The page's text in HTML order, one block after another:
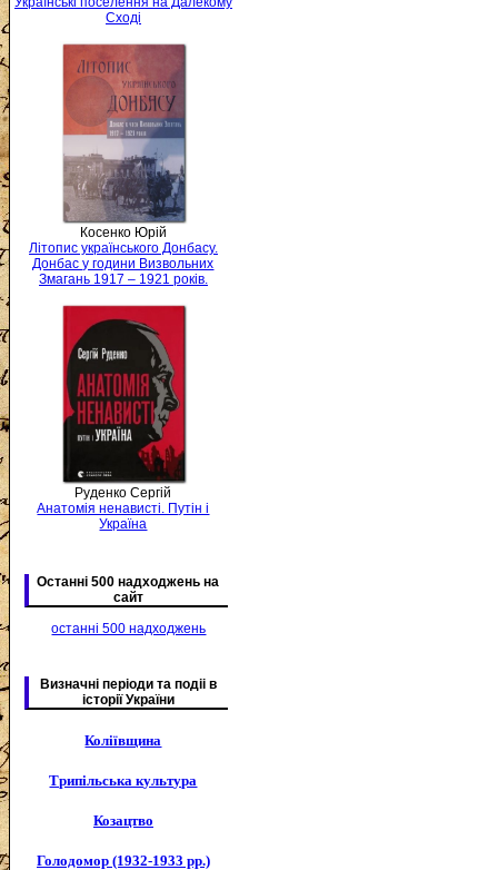
Сході
Косенко Юрій
Літопис українського Донбасу.
Донбас у години Визвольних
Змагань 1917 – 1921 років.
Руденко Сергій
Анатомія ненависті. Путін і
Україна
Останні 500 надходжень на
сайт
останні 500 надходжень
Визначні періоди та подіі в
історії України
Коліївщина
Трипільська культура
Козацтво
Голодомор (1932-1933 рр.)